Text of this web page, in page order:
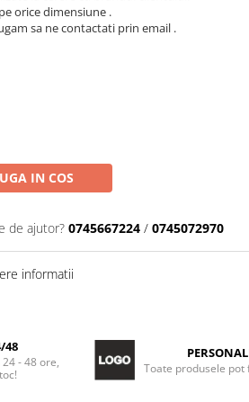
orice dimensiune .
sa ne contactati prin email .
IN COS
de ajutor? 0745667224 / 0745072970
informatii
48
- 48 ore,
Toate produsele pot